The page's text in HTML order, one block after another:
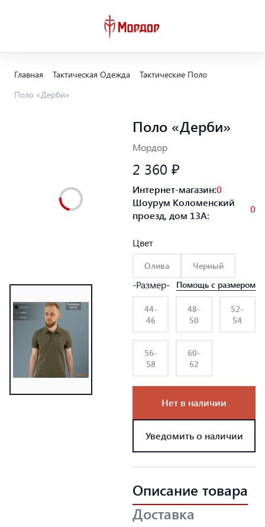
Главная Тактическая Одежда
Тактические Поло
Поло «Дерби»
Поло «Дерби»
Мордор
2 360 ₽
Интернет-магазин:0
Шоурум Коломенский
проезд, дом 13А:
0
Цвет
Олива Черный
-Размер- Помощь с размером
44-
46
48-
50
52-
54
56-
58
60-
62
Нет в наличии
Уведомить о наличии
Описание товара
Доставка